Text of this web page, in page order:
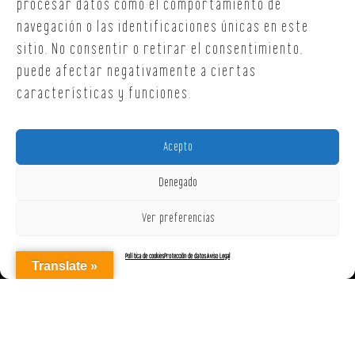
procesar datos como el comportamiento de
navegación o las identificaciones únicas en este
sitio. No consentir o retirar el consentimiento,
puede afectar negativamente a ciertas
características y funciones.
Acepto
Denegado
Ver preferencias
Política de cookiesProtección de datosAviso Legal
Translate »